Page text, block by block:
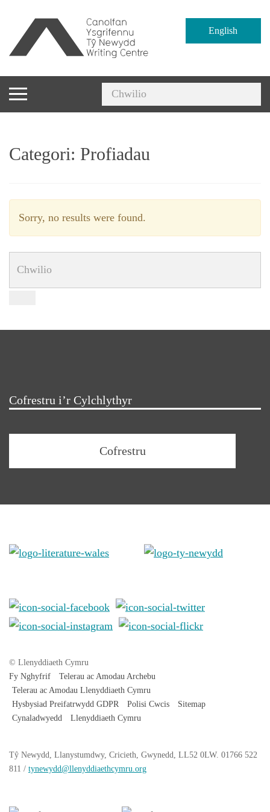
English
Categori: Profiadau
Sorry, no results were found.
Cofrestru i’r Cylchlythyr
© Llenyddiaeth Cymru
Fy Nghyfrif
Telerau ac Amodau Archebu
Telerau ac Amodau Llenyddiaeth Cymru
Hysbysiad Preifatrwydd GDPR
Polisi Cwcis
Sitemap
Cynaladwyedd
Llenyddiaeth Cymru
Tŷ Newydd
, Llanystumdwy, Cricieth, Gwynedd, LL52 0LW. 01766 522
811 / tynewydd@llenyddiaethcymru.org